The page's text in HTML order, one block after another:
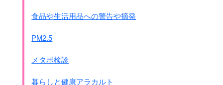
食品や生活用品への警告や摘発
PM2.5
メタボ検診
暮らしと健康アラカルト